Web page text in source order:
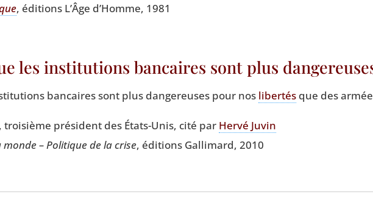
, édi­tions L’Âge d’Homme, 1981
les institutions bancaires sont plus
ban­caires sont plus dan­ge­reuses pour nos liber­tésque des
, troi­sième pré­sident des États-Unis, cité par Her­vé Juvin
– Poli­tique de la crise, édi­tions Gal­li­mard, 2010